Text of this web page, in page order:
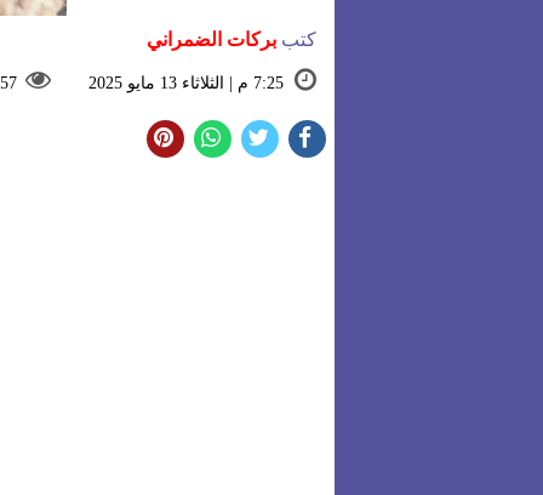
كتببركات الضمراني
7:25 م | الثلاثاء 13 مايو 2025